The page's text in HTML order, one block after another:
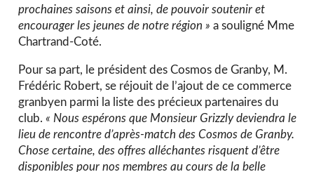
prochaines saisons et ainsi, de pouvoir soutenir et
encourager les jeunes de notre région » a souligné Mme
Chartrand-Coté.
Pour sa part, le président des Cosmos de Granby, M.
Frédéric Robert, se réjouit de l’ajout de ce commerce
granbyen parmi la liste des précieux partenaires du
club. « Nous espérons que Monsieur Grizzlydeviendra le
lieu de rencontre d’après-match des Cosmos de Granby.
Chose certaine, des offres alléchantes risquent d’être
disponibles pour nos membres au cours de la belle